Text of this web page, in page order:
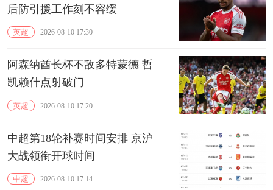
后防引援工作刻不容缓
英超 2026-08-10 17:30
阿森纳酋长杯不敌多特蒙德 哲
凯赖什点射破门
英超 2026-08-10 17:20
中超第18轮补赛时间安排 京沪
大战领衔开球时间
中超 2026-08-10 17:14